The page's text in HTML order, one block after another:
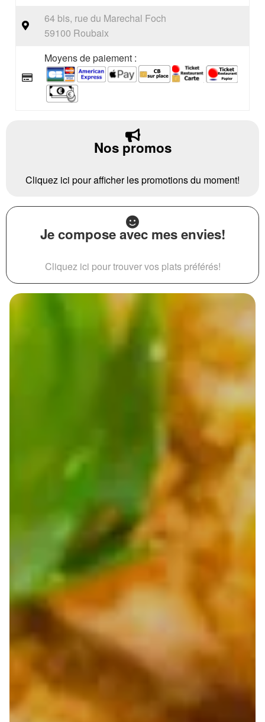
64 bis, rue du Marechal Foch
59100 Roubaix
Moyens de paiement :
Nos promos
Cliquez ici pour afficher les promotions du moment!
Je compose avec mes envies!
Cliquez ici pour trouver vos plats préférés!